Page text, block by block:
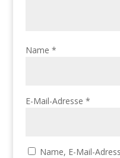
Name *
E-Mail-Adresse *
Name, E-Mail-